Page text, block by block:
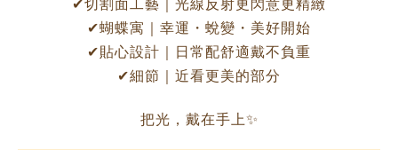
✔蝴蝶寓｜幸運・蛻變・美好開始
✔貼心設計｜日常配舒適戴不負重
✔細節｜近看更美的部分
把光，戴在手上✨